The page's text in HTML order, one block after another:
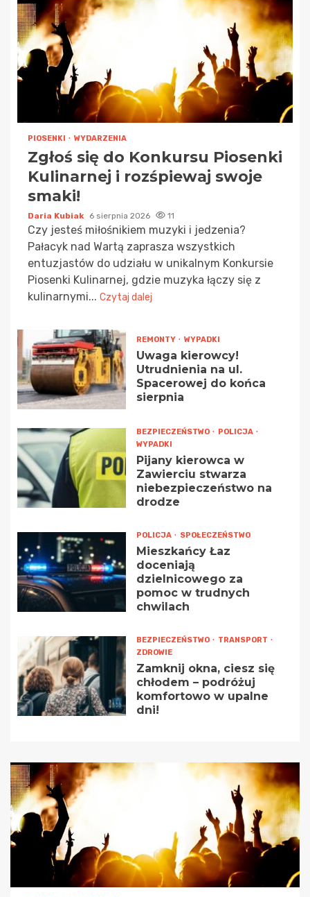
PIOSENKI WYDARZENIA
Zgłoś się do Konkursu Piosenki
Kulinarnej i rozśpiewaj swoje
smaki!
Daria Kubiak 6 sierpnia 2026 11
Czy jesteś miłośnikiem muzyki i jedzenia?
Pałacyk nad Wartą zaprasza wszystkich
entuzjastów do udziału w unikalnym Konkursie
Piosenki Kulinarnej, gdzie muzyka łączy się z
kulinarnymi... Czytaj dalej
REMONTY WYPADKI
Uwaga kierowcy!
Utrudnienia na ul.
Spacerowej do końca
sierpnia
BEZPIECZEŃSTWO
POLICJA
WYPADKI
Pijany kierowca w
Zawierciu stwarza
niebezpieczeństwo na
drodze
POLICJA SPOŁECZEŃSTWO
Mieszkańcy Łaz
doceniają
dzielnicowego za
pomoc w trudnych
chwilach
BEZPIECZEŃSTWO
TRANSPORT
ZDROWIE
Zamknij okna, ciesz się
chłodem – podróżuj
komfortowo w upalne
dni!